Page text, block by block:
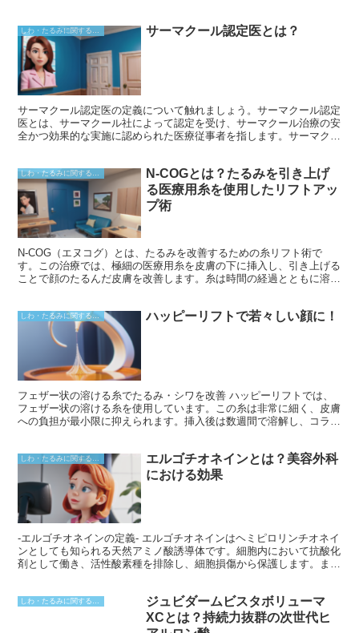
しわ・たるみに関すること サーマクール認定医とは？
サーマクール認定医の定義について触れましょう。サーマクール認定
医とは、サーマクール社によって認定を受け、サーマクール治療の安
全かつ効果的な実施に認められた医療従事者を指します。サーマクー
適切なトレーニングを受け、サーマクール治療の高度な技術を習得し
ていることを意味します。
しわ・たるみに関すること
N-COGとは？たるみを引き上げ
る医療用糸を使用したリフトアッ
プ術
N-COG（エヌコグ）とは、たるみを改善するための糸リフト術で
す。この治療では、極細の医療用糸を皮膚の下に挿入し、引き上げる
ことで顔のたるんだ皮膚を改善します。糸は時間の経過とともに溶解
しわ・たるみに関すること ハッピーリフトで若々しい顔に！
フェザー状の溶ける糸でたるみ・シワを改善 ハッピーリフトでは、
フェザー状の溶ける糸を使用しています。この糸は非常に細く、皮膚
への負担が最小限に抑えられます。挿入後は数週間で溶解し、コラー
ります。さらに、この溶ける糸は皮膚のタイトニング効果もあり、引
き締まった若々しい印象を与えます。
しわ・たるみに関すること
エルゴチオネインとは？美容外科
における効果
-エルゴチオネインの定義- エルゴチオネインはヘミピロリンチオネイ
ンとしても知られる天然アミノ酸誘導体です。細胞内において抗酸化
剤として働き、活性酸素種を排除し、細胞損傷から保護します。ま
しわ・たるみに関すること
ジュビダームビスタボリューマ
XCとは？持続力抜群の次世代ヒ